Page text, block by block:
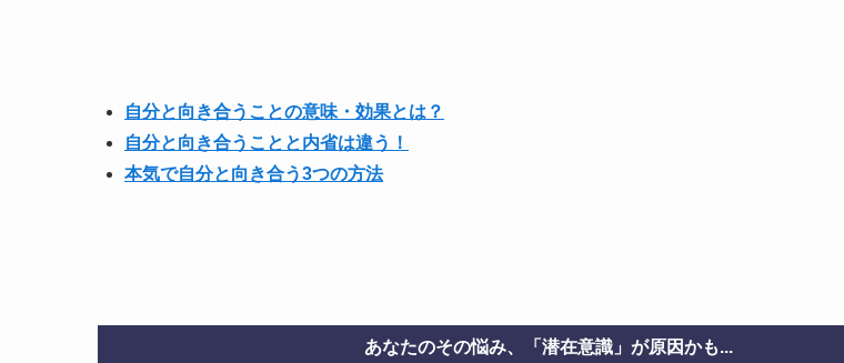
自分と向き合うことの意味・効果とは？
自分と向き合うことと内省は違う！
本気で自分と向き合う3つの方法
あなたのその悩み、「潜在意識」が原因かも...